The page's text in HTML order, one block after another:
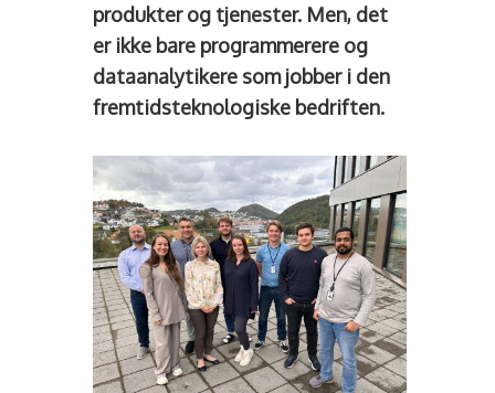
produkter og tjenester. Men, det
er ikke bare programmerere og
dataanalytikere som jobber i den
fremtidsteknologiske bedriften.